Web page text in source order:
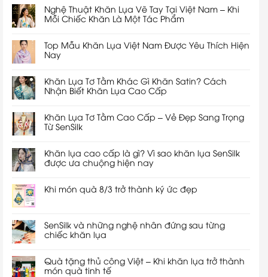
Nghệ Thuật Khăn Lụa Vẽ Tay Tại Việt Nam – Khi
Mỗi Chiếc Khăn Là Một Tác Phẩm
Top Mẫu Khăn Lụa Việt Nam Được Yêu Thích Hiện
Nay
Khăn Lụa Tơ Tằm Khác Gì Khăn Satin? Cách
Nhận Biết Khăn Lụa Cao Cấp
Khăn Lụa Tơ Tằm Cao Cấp – Vẻ Đẹp Sang Trọng
Từ SenSilk
Khăn lụa cao cấp là gì? Vì sao khăn lụa SenSilk
được ưa chuộng hiện nay
Khi món quà 8/3 trở thành ký ức đẹp
SenSilk và những nghệ nhân đứng sau từng
chiếc khăn lụa
Quà tặng thủ công Việt – Khi khăn lụa trở thành
món quà tinh tế